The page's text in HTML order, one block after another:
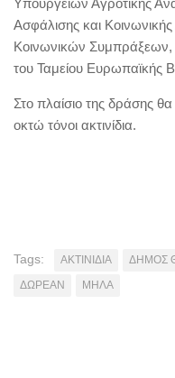
Υπουργείων Αγροτικής
Ασφάλισης και
Κοινωνικών Συμπράξεων,
του Ταμείου Ευρωπαϊκής
Στο πλαίσιο της δράσης
οκτώ τόνοι ακτινίδια.
Tags: ΑΚΤΙΝΙΔΙΑ ΔΗΜΟΣ
ΔΩΡΕΑΝ
ΜΗΛΑ